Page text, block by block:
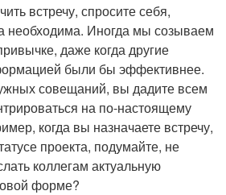
встречу, спросите себя,
необходима. Иногда мы созываем
даже когда другие
были бы эффективнее.
совещаний, вы дадите всем
на по-настоящему
когда вы назначаете встречу,
проекта, подумайте, не
коллегам актуальную
форме?